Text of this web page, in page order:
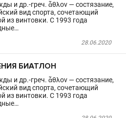
и др.-греч. ἆθλον — состязание,
вид спорта, сочетающий
из винтовки. C 1993 года
28.06.2020
БИАТЛОН
и др.-греч. ἆθλον — состязание,
вид спорта, сочетающий
из винтовки. C 1993 года